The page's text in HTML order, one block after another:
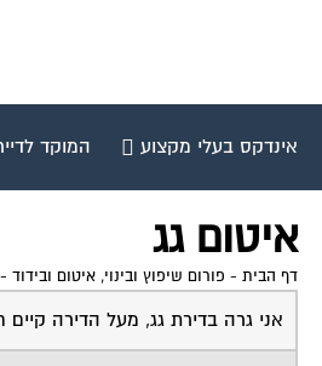
אינדקס בעלי מקצוע המוקד
איטום גג
דף הבית - פורום שיפוץ ובינוי, איטום ובידוד -
אני גרה בדירת גג, מעל הדירה